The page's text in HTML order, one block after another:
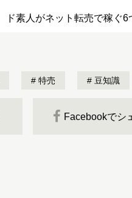
ド素人がネット転売で稼ぐ
特売 豆知識
Facebookでシ